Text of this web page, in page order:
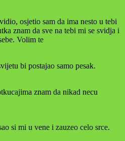
osjetio sam da ima nesto u tebi
znam da sve na tebi mi se svidja i
Volim te
bi postajao samo pesak.
znam da nikad necu
si mi u vene i zauzeo celo srce.